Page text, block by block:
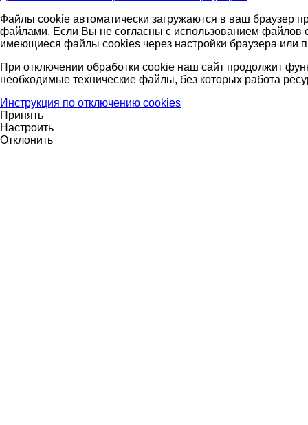
Файлы cookie автоматически загружаются в ваш браузер
файлами. Если Вы не согласны с использованием файлов
имеющиеся файлы cookies через настройки браузера или
При отключении обработки cookie наш сайт продолжит
необходимые технические файлы, без которых работа
Инструкция по отключению cookies
Принять
Настроить
Отклонить